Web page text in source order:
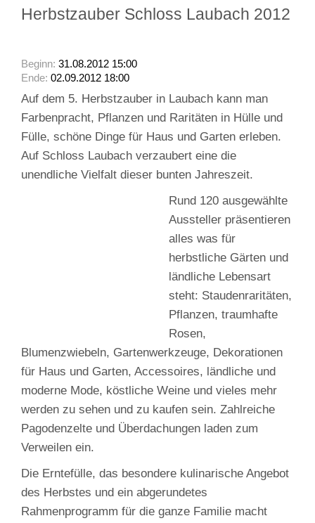
Herbstzauber Schloss Laubach 2012
Beginn: 31.08.2012 15:00
Ende: 02.09.2012 18:00
Auf dem 5. Herbstzauber in Laubach kann man
Farbenpracht, Pflanzen und Raritäten in Hülle und
Fülle, schöne Dinge für Haus und Garten erleben.
Auf Schloss Laubach verzaubert eine die
unendliche Vielfalt dieser bunten Jahreszeit.
Rund 120 ausgewählte
Aussteller präsentieren
alles was für
herbstliche Gärten und
ländliche Lebensart
steht: Staudenraritäten,
Pflanzen, traumhafte
Rosen,
Blumenzwiebeln, Gartenwerkzeuge, Dekorationen
für Haus und Garten, Accessoires, ländliche und
moderne Mode, köstliche Weine und vieles mehr
werden zu sehen und zu kaufen sein. Zahlreiche
Pagodenzelte und Überdachungen laden zum
Verweilen ein.
Die Erntefülle, das besondere kulinarische Angebot
des Herbstes und ein abgerundetes
Rahmenprogramm für die ganze Familie macht